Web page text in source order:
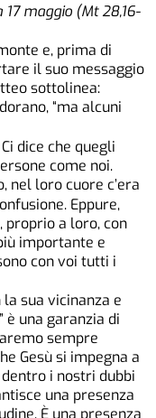
maggio (Mt 28,16-
e, prima di
il suo messaggio
sottolinea:
“ma alcuni
dice che quegli
come noi.
nel loro cuore c’era
Eppure,
proprio a loro, con
importante e
con voi tutti i
sua vicinanza e
è una garanzia di
sempre
Gesù si impegna a
i nostri dubbi
una presenza